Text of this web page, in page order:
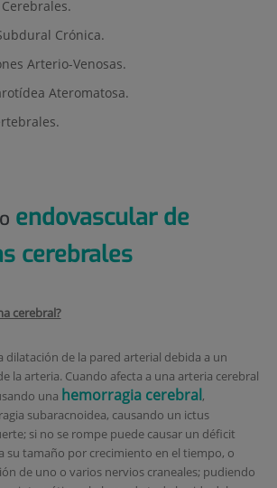
Crónica.
Arterio-Venosas.
Ateromatosa.
endovascular de
cerebrales
cerebral?
dilatación de la pared arterial debida a un
la arteria. Cuando afecta a una arteria cerebral
una hemorragia cerebral,
subaracnoidea, causando un ictus
si no se rompe puede causar un déficit
su tamaño por crecimiento en el tiempo, o
de uno o varios nervios craneales; pudiendo